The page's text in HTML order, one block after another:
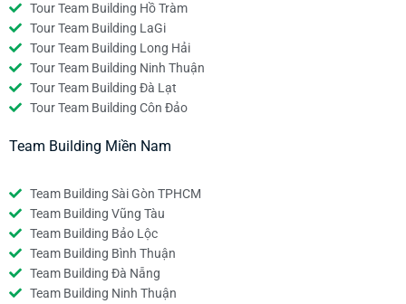
Tour Team Building Hồ Tràm
Tour Team Building LaGi
Tour Team Building Long Hải
Tour Team Building Ninh Thuận
Tour Team Building Đà Lạt
Tour Team Building Côn Đảo
Team Building Miền Nam
Team Building Sài Gòn TPHCM
Team Building Vũng Tàu
Team Building Bảo Lộc
Team Building Bình Thuận
Team Building Đà Nẵng
Team Building Ninh Thuận